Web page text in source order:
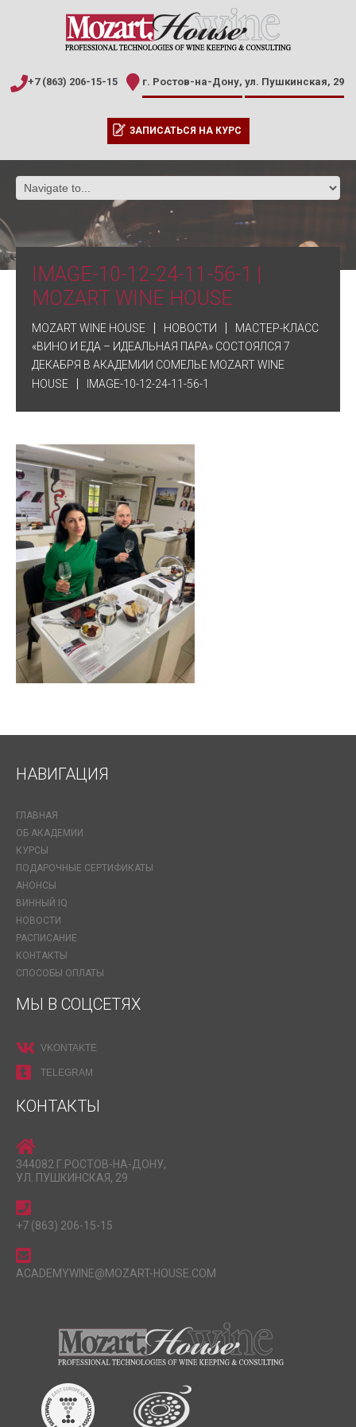
+7 (863) 206-15-15 г. Ростов-на-Дону, ул. Пушкинская, 29
ЗАПИСАТЬСЯ НА КУРС
IMAGE-10-12-24-11-56-1 |
MOZART WINE HOUSE
MOZART WINE HOUSE НОВОСТИ
МАСТЕР-КЛАСС
«ВИНО И ЕДА – ИДЕАЛЬНАЯ ПАРА» СОСТОЯЛСЯ 7
ДЕКАБРЯ В АКАДЕМИИ СОМЕЛЬЕ MOZART WINE
HOUSE
IMAGE-10-12-24-11-56-1
НАВИГАЦИЯ
ГЛАВНАЯ
ОБ АКАДЕМИИ
КУРСЫ
ПОДАРОЧНЫЕ СЕРТИФИКАТЫ
АНОНСЫ
ВИННЫЙ IQ
НОВОСТИ
РАСПИСАНИЕ
КОНТАКТЫ
СПОСОБЫ ОПЛАТЫ
МЫ В СОЦСЕТЯХ
VKONTAKTE
TELEGRAM
КОНТАКТЫ
344082 Г.РОСТОВ-НА-ДОНУ,
УЛ. ПУШКИНСКАЯ, 29
+7 (863) 206-15-15
ACADEMYWINE@MOZART-HOUSE.COM